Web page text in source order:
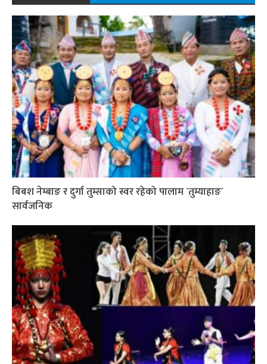
बिबश नेम्बाङ र दुर्गा तुम्साको स्वर रहेको पालाम `तुम्याहाङ´
सार्वजनिक